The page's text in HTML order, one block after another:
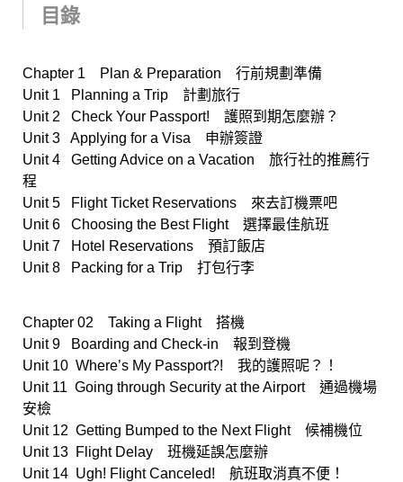
目錄
Chapter 1 Plan & Preparation 行前規劃準備
Unit 1 Planning a Trip 計劃旅行
Unit 2 Check Your Passport! 護照到期怎麼辦？
Unit 3 Applying for a Visa 申辦簽證
Unit 4 Getting Advice on a Vacation 旅行社的推薦行
程
Unit 5 Flight Ticket Reservations 來去訂機票吧
Unit 6 Choosing the Best Flight 選擇最佳航班
Unit 7 Hotel Reservations 預訂飯店
Unit 8 Packing for a Trip 打包行李
Chapter 02 Taking a Flight 搭機
Unit 9 Boarding and Check-in 報到登機
Unit 10 Where’s My Passport?! 我的護照呢？！
Unit 11 Going through Security at the Airport 通過機場
安檢
Unit 12 Getting Bumped to the Next Flight 候補機位
Unit 13 Flight Delay 班機延誤怎麼辦
Unit 14 Ugh! Flight Canceled! 航班取消真不便！